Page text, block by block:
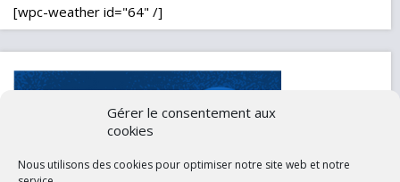
Gérer le consentement aux
cookies
Nous utilisons des cookies pour optimiser notre site web et notre
[wpc-weather id="64" /]